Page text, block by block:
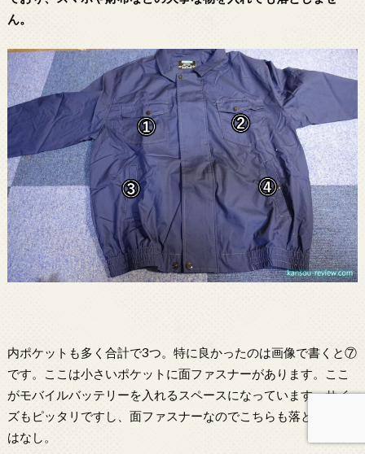
ん。
内ポケットも多く合計で3つ。特に良かったのは画像で書くと⑦
です。ここは小さいポケットに面ファスナーがあります。ここ
がモバイルバッテリーを入れるスペースになっています。サイ
ズもピッタリですし、面ファスナーなのでこちらも落とす心配
はなし。